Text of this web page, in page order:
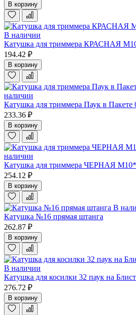
В корзину
В наличии
Катушка для триммера КРАСНАЯ
194.42 ₽
В корзину
наличии
Катушка для триммера Паук в Пакете
233.36 ₽
В корзину
наличии
Катушка для триммера ЧЕРНАЯ
254.12 ₽
В корзину
В
Катушка №16 прямая штанга
262.87 ₽
В корзину
В наличии
Катушка для косилки 32 паук на
276.72 ₽
В корзину